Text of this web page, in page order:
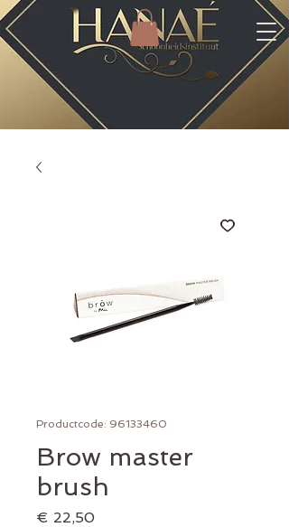
Productcode: 96133460
Brow master
brush
€ 22,50Prijs